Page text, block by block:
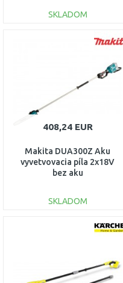
SKLADOM
DO KOŠÍKA
408,24 EUR
Makita DUA300Z Aku
vyvetvovacia píla 2x18V
bez aku
SKLADOM
DO KOŠÍKA